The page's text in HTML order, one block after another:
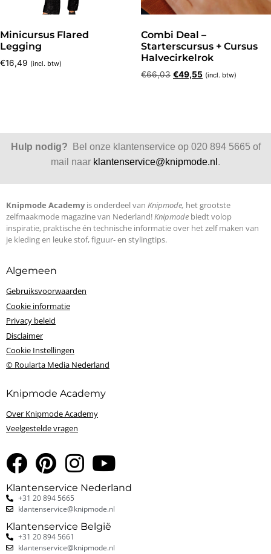
Minicursus Flared
Legging
€16,49 (incl. btw)
Combi Deal –
Starterscursus + Cursus
Halvecirkelrok
€66,03 €49,55 (incl. btw)
Hulp nodig?
Bel onze klantenservice op 020 894 5665 of
mail naar klantenservice@knipmode.nl .
Knipmode Academyis onderdeel van Knipmode, het grootste
zelfmaakmode magazine van Nederland!Knipmode biedt volop
inspiratie, praktische én technische informatie over het zelf maken van
je kleding en leuke stof, figuur- en stylingtips.
Algemeen
Gebruiksvoorwaarden
Cookie informatie
Privacy beleid
Disclaimer
Cookie Instellingen
© Roularta Media Nederland
Knipmode Academy
Over Knipmode Academy
Veelgestelde vragen
Klantenservice Nederland
+31 20 894 5665
klantenservice@knipmode.nl
Klantenservice België
+31 20 894 5661
klantenservice@knipmode.nl